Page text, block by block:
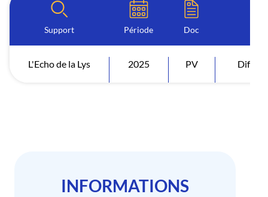
Support Période Doc
L'Echo de la Lys 2025 PV
INFORMATIONS